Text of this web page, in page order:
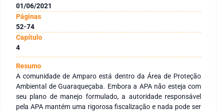
01/06/2021
Páginas
52-74
Capítulo
4
Resumo
A comunidade de Amparo está dentro da Área de Proteção
Ambiental de Guaraqueçaba. Embora a APA não esteja com
seu plano de manejo formulado, a autoridade responsável
pela APA mantém uma rigorosa fiscalização e nada pode ser